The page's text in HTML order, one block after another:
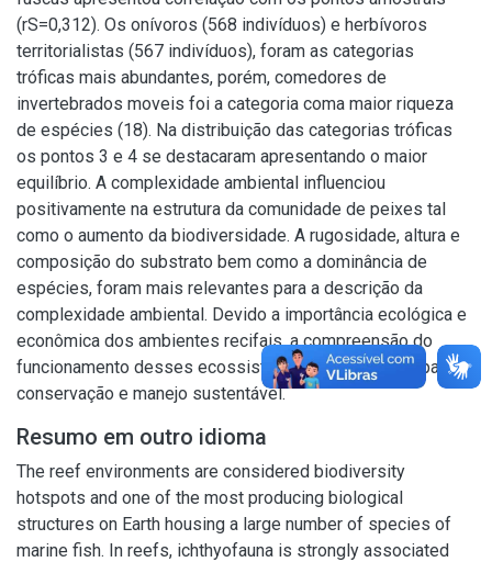
(rS=0,312). Os onívoros (568 indivíduos) e herbívoros
territorialistas (567 indivíduos), foram as categorias
tróficas mais abundantes, porém, comedores de
invertebrados moveis foi a categoria coma maior riqueza
de espécies (18). Na distribuição das categorias tróficas
os pontos 3 e 4 se destacaram apresentando o maior
equilíbrio. A complexidade ambiental influenciou
positivamente na estrutura da comunidade de peixes tal
como o aumento da biodiversidade. A rugosidade, altura e
composição do substrato bem como a dominância de
espécies, foram mais relevantes para a descrição da
complexidade ambiental. Devido a importância ecológica e
econômica dos ambientes recifais, a compreensão do
funcionamento desses ecossistemas oferece base para a
conservação e manejo sustentável.
Resumo em outro idioma
The reef environments are considered biodiversity
hotspots and one of the most producing biological
structures on Earth housing a large number of species of
marine fish. In reefs, ichthyofauna is strongly associated